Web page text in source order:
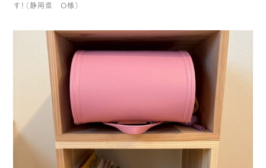
す！（静岡県 O様）